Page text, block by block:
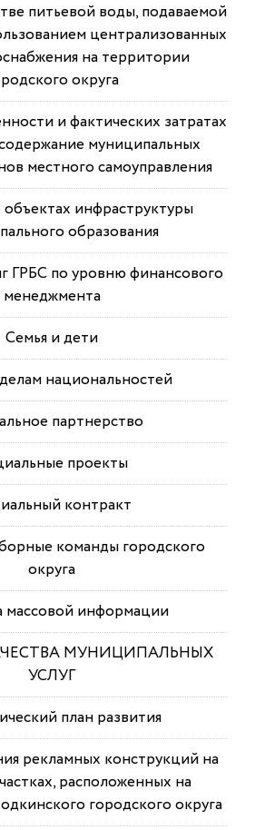
питьевой воды, подаваемой
централизованных
на территории
округа
и фактических затратах
муниципальных
местного самоуправления
инфраструктуры
образования
ГРБС по уровню финансового
менеджмента
Семья и дети
национальностей
партнерство
проекты
контракт
команды городского
округа
массовой информации
МУНИЦИПАЛЬНЫХ
УСЛУГ
план развития
рекламных конструкций на
расположенных на
городского округа